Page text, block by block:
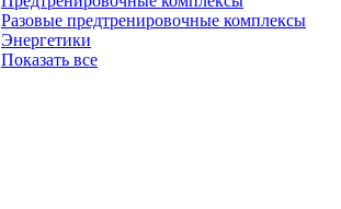
Разовые предтренировочные комплексы
Энергетики
Показать все